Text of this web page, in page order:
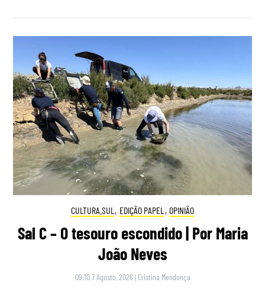
CULTURA.SUL , EDIÇÃO PAPEL , OPINIÃO
Sal C – O tesouro escondido | Por Maria
João Neves
09:10 7 Agosto, 2026 | Cristina Mendonça